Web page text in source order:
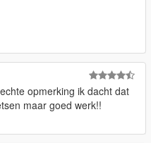
opmerking ik dacht dat
maar goed werk!!